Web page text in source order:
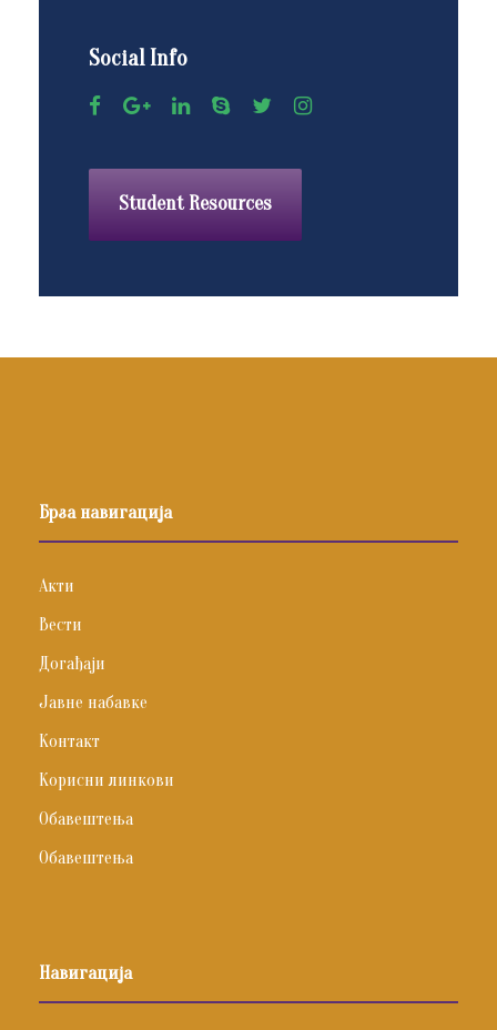
Social Info
Student Resources
Брза навигација
Акти
Вести
Догађаји
Јавне набавке
Контакт
Корисни линкови
Обавештења
Обавештења
Навигација